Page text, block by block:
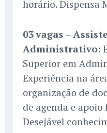
horário. Dispensa
03 vagas –
Administrativo:
Superior em
Experiência na
organização de
de agenda e
Desejável